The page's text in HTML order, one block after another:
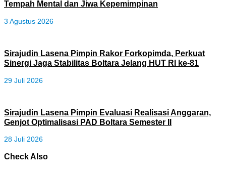
Tempah Mental dan Jiwa Kepemimpinan
3 Agustus 2026
Sirajudin Lasena Pimpin Rakor Forkopimda, Perkuat
Sinergi Jaga Stabilitas Boltara Jelang HUT RI ke-81
29 Juli 2026
Sirajudin Lasena Pimpin Evaluasi Realisasi Anggaran,
Genjot Optimalisasi PAD Boltara Semester II
28 Juli 2026
Check Also